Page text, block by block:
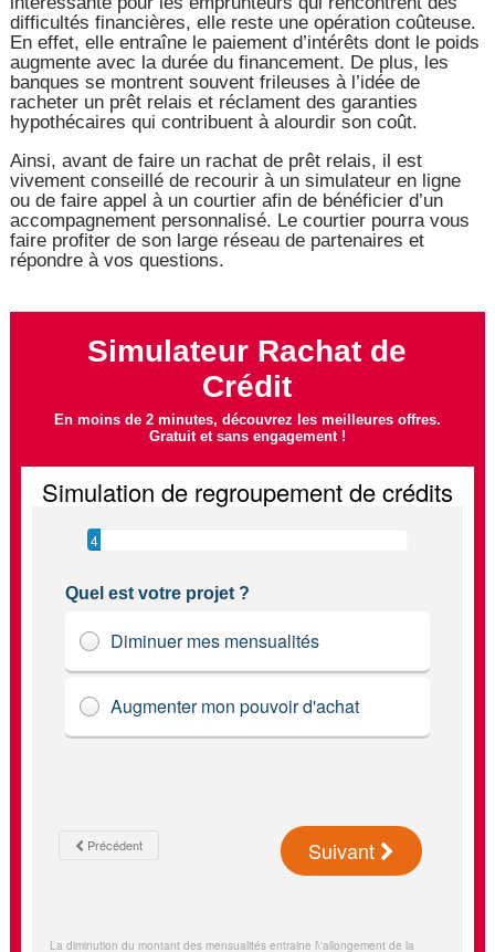
difficultés financières, elle reste une opération coûteuse.
En effet, elle entraîne le paiement d’intérêts dont le poids
augmente avec la durée du financement. De plus, les
banques se montrent souvent frileuses à l’idée de
racheter un prêt relais et réclament des garanties
hypothécaires qui contribuent à alourdir son coût.
Ainsi, avant de faire un rachat de prêt relais, il est
vivement conseillé de recourir à un simulateur en ligne
ou de faire appel à un courtier afin de bénéficier d’un
accompagnement personnalisé. Le courtier pourra vous
faire profiter de son large réseau de partenaires et
répondre à vos questions.
Simulateur Rachat de
Crédit
En moins de 2 minutes, découvrez les meilleures offres.
Gratuit et sans engagement !